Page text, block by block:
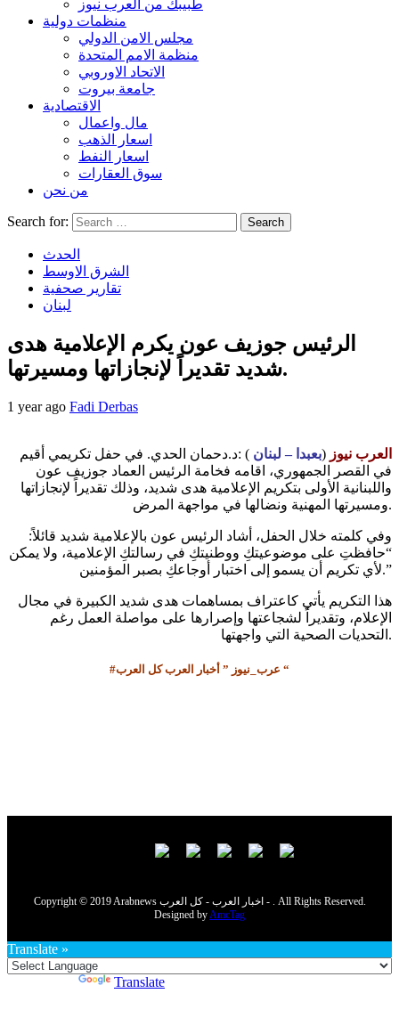
طبيبك من العرب نيوز
منظمات دولية
مجلس الامن الدولي
منظمة الامم المتحدة
الاتحاد الاوروبي
جامعة بيروت
الاقتصادية
مال واعمال
اسعار الذهب
اسعار النفط
سوق العقارات
من نحن
Search for:
الحدث
الشرق الاوسط
تقارير صحفية
لبنان
الرئيس جوزيف عون يكرم الإعلامية هدى
شديد تقديراً لإنجازاتها ومسيرتها.
1 year ago Fadi Derbas
العرب نيوز (بعبدا – لبنان ) :د.دحمان الحدي. في حفل تكريمي أقيم
في القصر الجمهوري، اقامه فخامة الرئيس العماد جوزيف عون
واللبنانية الأولى بتكريم الإعلامية هدى شديد، وذلك تقديراً لإنجازاتها
ومسيرتها المهنية ونضالها في مواجهة المرض.
وفي كلمته خلال الحفل، أشاد الرئيس عون بالإعلامية شديد قائلاً:
“حافظتِ على موضوعيتكِ ووطنيتكِ في رسالتكِ الإعلامية، ولا يمكن
لأي تكريم أن يسمو إلى اختبار أوجاعكِ بصبر المؤمنين.”
هذا التكريم يأتي كاعتراف بمساهمات هدى شديد الكبيرة في مجال
الإعلام، وتقديراً لشجاعتها وإصرارها على مواصلة العمل رغم
التحديات الصحية التي واجهتها.
#عرب_نيوز ” أخبار العرب كل العرب “
Copyright © 2019 Arabnews اخبار العرب - كل العرب - . All Rights Reserved.
Designed byAmcTag
Translate »
Translate